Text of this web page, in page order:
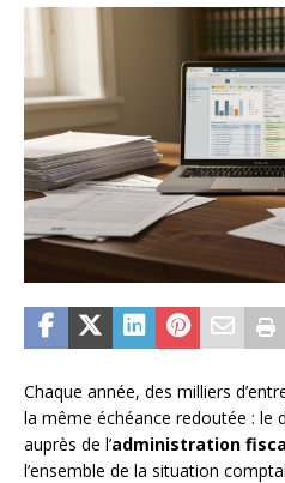
Chaque année, des milliers
la même échéance redoutée : le
auprès de l’administration
l’ensemble de la situation